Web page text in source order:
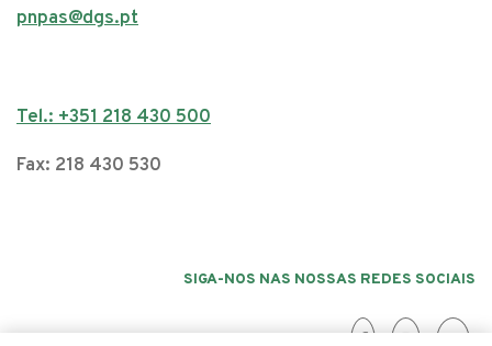
pnpas@dgs.pt
Tel.: +351 218 430 500
Fax: 218 430 530
SIGA-NOS NAS NOSSAS REDES SOCIAIS